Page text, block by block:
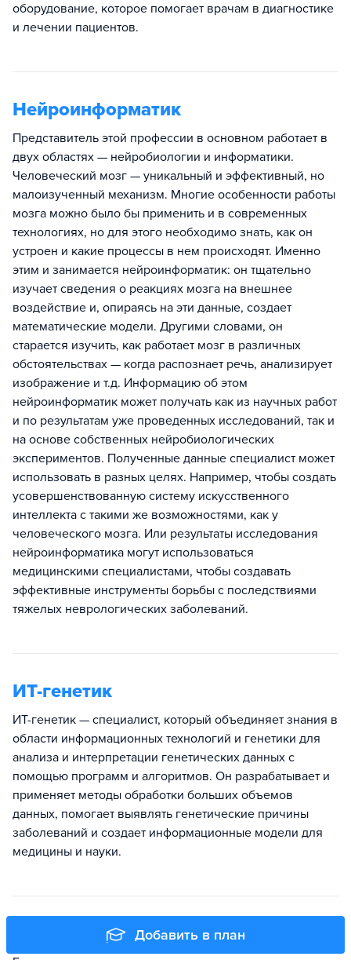
Добавить в план
оборудование, которое помогает врачам в диагностике
и лечении пациентов.
Нейроинформатик
Представитель этой профессии в основном работает в
двух областях — нейробиологии и информатики.
Человеческий мозг — уникальный и эффективный, но
малоизученный механизм. Многие особенности работы
мозга можно было бы применить и в современных
технологиях, но для этого необходимо знать, как он
устроен и какие процессы в нем происходят. Именно
этим и занимается нейроинформатик: он тщательно
изучает сведения о реакциях мозга на внешнее
воздействие и, опираясь на эти данные, создает
математические модели. Другими словами, он
старается изучить, как работает мозг в различных
обстоятельствах — когда распознает речь, анализирует
изображение и т.д. Информацию об этом
нейроинформатик может получать как из научных работ
и по результатам уже проведенных исследований, так и
на основе собственных нейробиологических
экспериментов. Полученные данные специалист может
использовать в разных целях. Например, чтобы создать
усовершенствованную систему искусственного
интеллекта с такими же возможностями, как у
человеческого мозга. Или результаты исследования
нейроинформатика могут использоваться
медицинскими специалистами, чтобы создавать
эффективные инструменты борьбы с последствиями
тяжелых неврологических заболеваний.
ИТ-генетик
ИТ-генетик — специалист, который объединяет знания в
области информационных технологий и генетики для
анализа и интерпретации генетических данных с
помощью программ и алгоритмов. Он разрабатывает и
применяет методы обработки больших объемов
данных, помогает выявлять генетические причины
заболеваний и создает информационные модели для
медицины и науки.